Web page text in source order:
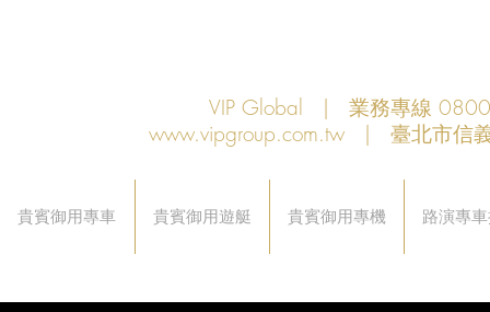
VIP Global | 業務專線
www.vipgroup.com.tw | 臺北市信
貴賓御用專車 貴賓御用遊艇 貴賓御用專機 路演專